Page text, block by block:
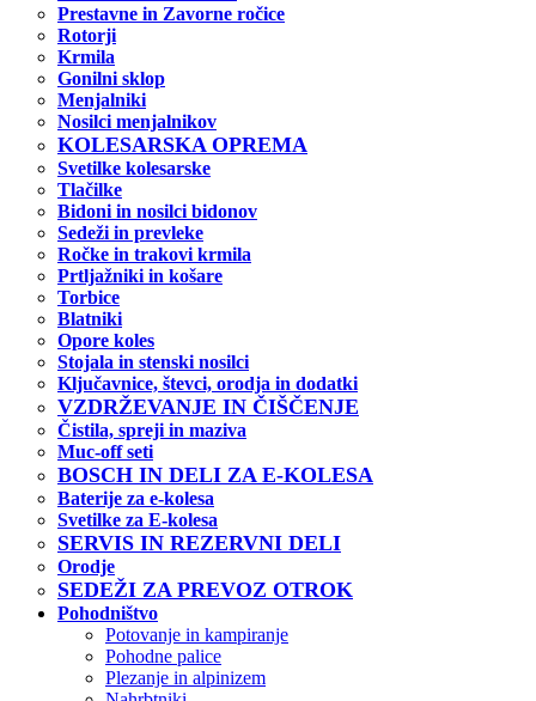
Prestavne in Zavorne ročice
Rotorji
Krmila
Gonilni sklop
Menjalniki
Nosilci menjalnikov
KOLESARSKA OPREMA
Svetilke kolesarske
Tlačilke
Bidoni in nosilci bidonov
Sedeži in prevleke
Ročke in trakovi krmila
Prtljažniki in košare
Torbice
Blatniki
Opore koles
Stojala in stenski nosilci
Ključavnice, števci, orodja in dodatki
VZDRŽEVANJE IN ČIŠČENJE
Čistila, spreji in maziva
Muc-off seti
BOSCH IN DELI ZA E-KOLESA
Baterije za e-kolesa
Svetilke za E-kolesa
SERVIS IN REZERVNI DELI
Orodje
SEDEŽI ZA PREVOZ OTROK
Pohodništvo
Potovanje in kampiranje
Pohodne palice
Plezanje in alpinizem